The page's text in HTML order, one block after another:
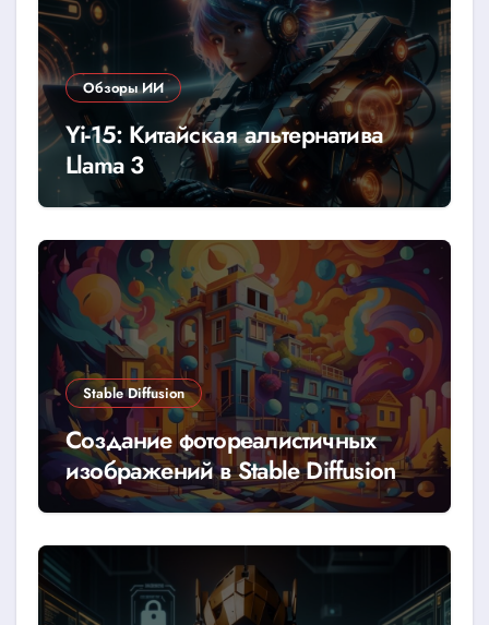
Обзоры ИИ
Yi-15: Китайская альтернатива
Llama 3
Stable Diffusion
Создание фотореалистичных
изображений в Stable Diffusion